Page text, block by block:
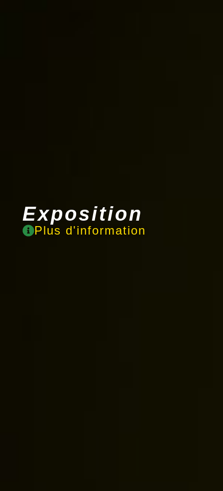
Exposition
Plus d'information